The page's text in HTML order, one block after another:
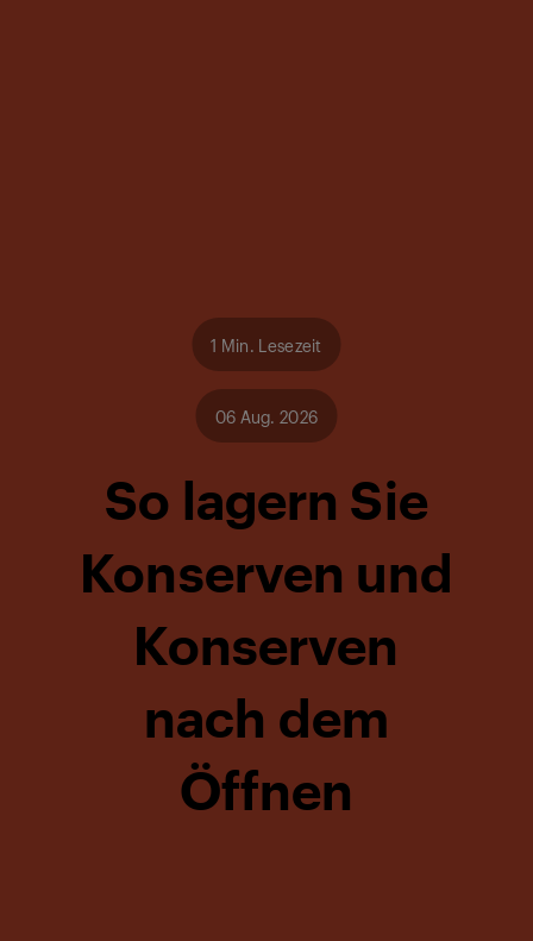
1 Min. Lesezeit
06 Aug. 2026
So lagern Sie
Konserven und
Konserven
nach dem
Öffnen